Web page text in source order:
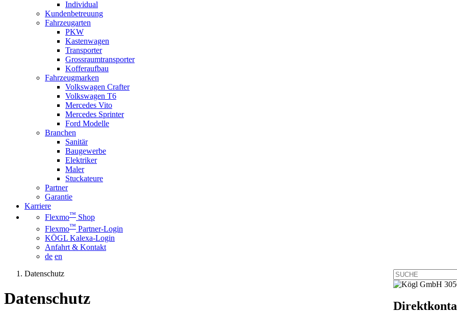
Individual
Kundenbetreuung
Fahrzeugarten
PKW
Kastenwagen
Transporter
Grossraumtransporter
Kofferaufbau
Fahrzeugmarken
Volkswagen Crafter
Volkswagen T6
Mercedes Vito
Mercedes Sprinter
Ford Modelle
Branchen
Sanitär
Baugewerbe
Elektriker
Maler
Stuckateure
Partner
Garantie
Karriere
Flexmo™ Shop
Flexmo™ Partner-Login
KÖGL Kalexa-Login
Anfahrt & Kontakt
de en
Datenschutz
Datenschutz